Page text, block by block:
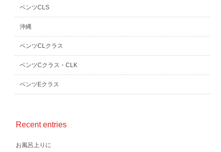
ベンツCLS
沖縄
ベンツCLクラス
ベンツCクラス・CLK
ベンツEクラス
Recent entries
お風呂上りに